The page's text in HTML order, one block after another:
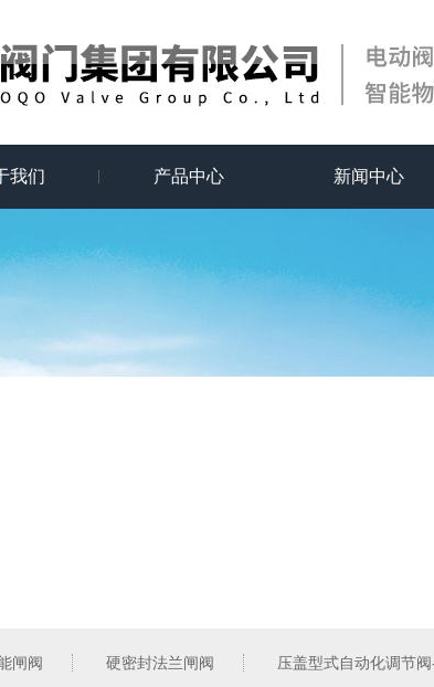
我们 产品中心 新闻中心
闸阀 硬密封法兰闸阀 压盖型式自动化调节